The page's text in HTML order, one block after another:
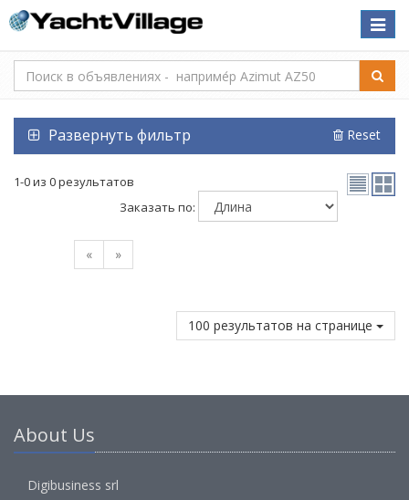
Toggle
Развернуть фильтр Reset
1-0 из 0 результатов
Заказать по:
« »
100 результатов на странице
About Us
Digibusiness srl